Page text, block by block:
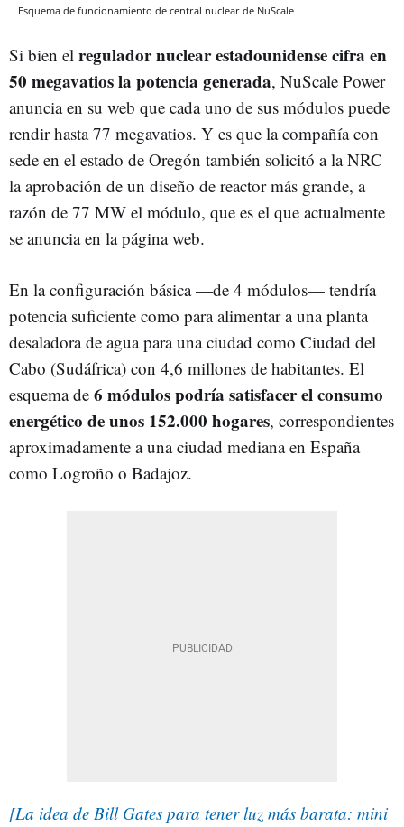
Esquema de funcionamiento de central nuclear de NuScale
Si bien el regulador nuclear estadounidense cifra en
50 megavatios la potencia generada, NuScale Power
anuncia en su web que cada uno de sus módulos puede
rendir hasta 77 megavatios. Y es que la compañía con
sede en el estado de Oregón también solicitó a la NRC
la aprobación de un diseño de reactor más grande, a
razón de 77 MW el módulo, que es el que actualmente
se anuncia en la página web.
En la configuración básica —de 4 módulos— tendría
potencia suficiente como para alimentar a una planta
desaladora de agua para una ciudad como Ciudad del
Cabo (Sudáfrica) con 4,6 millones de habitantes. El
esquema de 6 módulos podría satisfacer el consumo
energético de unos 152.000 hogares, correspondientes
aproximadamente a una ciudad mediana en España
como Logroño o Badajoz.
[La idea de Bill Gates para tener luz más barata: mini